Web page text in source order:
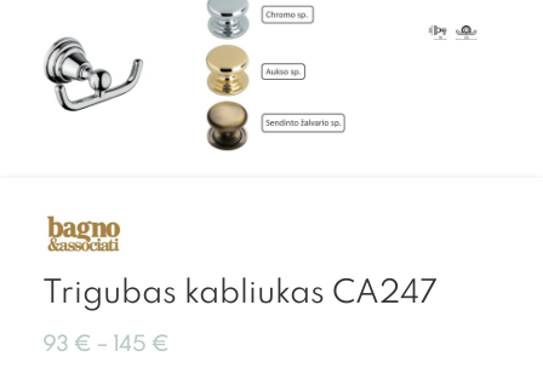
Trigubas kabliukas CA247
93 € – 145 €